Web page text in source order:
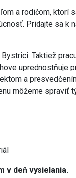
a rodičom, ktorí
Pridajte sa k
Taktiež
uprednostňuje
a
môžeme spraviť
v deň vysielania.